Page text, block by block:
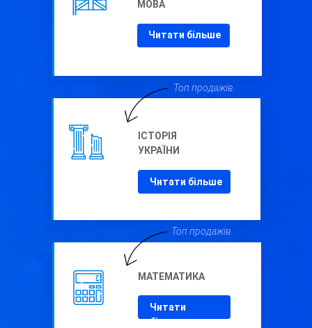
Топ продажів
Топ продажів
Читати більше
Читати більше
Читати
більше
МОВА
ІСТОРІЯ
УКРАЇНИ
МАТЕМАТИКА